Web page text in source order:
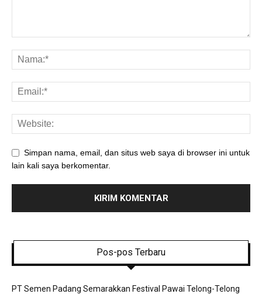
Simpan nama, email, dan situs web saya di browser ini untuk
lain kali saya berkomentar.
Pos-pos Terbaru
PT Semen Padang Semarakkan Festival Pawai Telong-Telong